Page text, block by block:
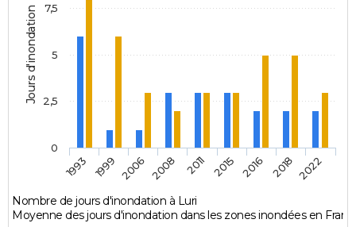
Jours d'inondation
Nombre de jours d'inondation à Luri
Moyenne des jours d'inondation dans les zones inondées en
1993 1999 2006 2008 2011 2015 2016 2018 2022
0
2,5
5
7,5